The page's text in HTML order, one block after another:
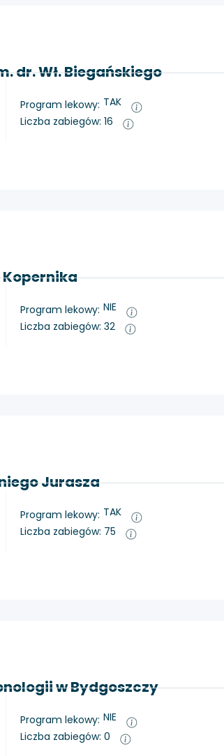
dr. Wł. Biegańskiego
Program lekowy: TAK
Liczba zabiegów: 16
Program lekowy: NIE
Liczba zabiegów: 32
Jurasza
Program lekowy: TAK
Liczba zabiegów: 75
w Bydgoszczy
Program lekowy: NIE
Liczba zabiegów: 0